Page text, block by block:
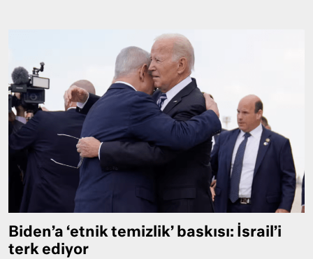
Biden’a ‘etnik temizlik’ baskısı: İsrail’i
terk ediyor